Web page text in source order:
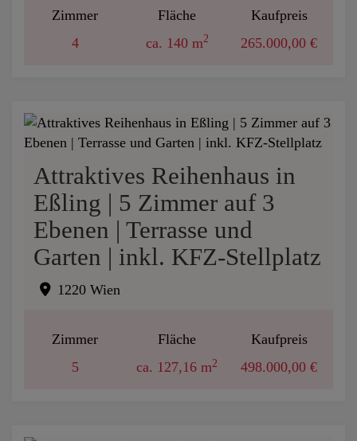
Zimmer
4
Fläche
ca. 140 m2
Kaufpreis
265.000,00 €
Attraktives Reihenhaus in
Eßling | 5 Zimmer auf 3
Ebenen | Terrasse und
Garten | inkl. KFZ-Stellplatz
1220 Wien
Zimmer
5
Fläche
ca. 127,16 m2
Kaufpreis
498.000,00 €